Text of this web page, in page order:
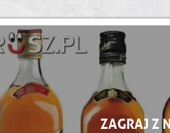
ZAGRAJ Z